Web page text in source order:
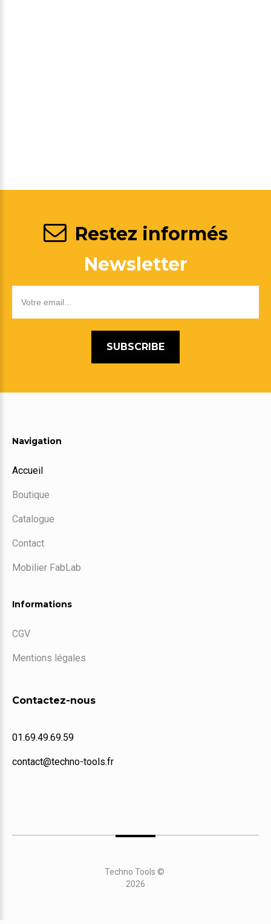
Restez informés
Newsletter
SUBSCRIBE
Navigation
Accueil
Boutique
Catalogue
Contact
Mobilier FabLab
Informations
CGV
Mentions légales
Contactez-nous
01.69.49.69.59
contact@techno-tools.fr
Techno Tools ©
2026